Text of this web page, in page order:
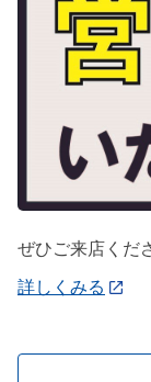
ぜひご来店くだ
詳しくみる